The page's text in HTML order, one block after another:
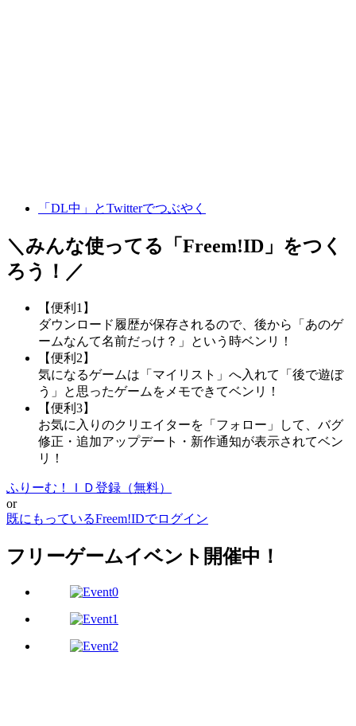
「DL中」とTwitterでつぶやく
＼みんな使ってる「 Freem!ID 」をつく
ろう！／
【便利1】
ダウンロード履歴が保存されるので、後から「あのゲ
ームなんて名前だっけ？」という時ベンリ！
【便利2】
気になるゲームは「マイリスト」へ入れて「後で遊ぼ
う」と思ったゲームをメモできてベンリ！
【便利3】
お気に入りのクリエイターを「フォロー」して、バグ
修正・追加アップデート・新作通知が表示されてベン
リ！
ふりーむ！ＩＤ登録（無料）
or
既にもっているFreem!IDでログイン
フリーゲームイベント開催中！